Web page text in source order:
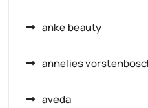
anke beauty
annelies
aveda